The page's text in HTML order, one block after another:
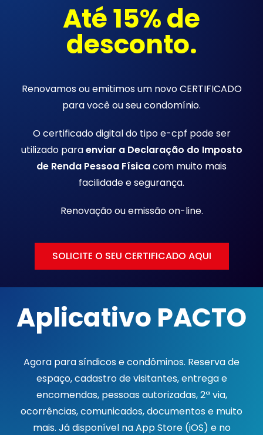
Até 15% de
desconto.
Renovamos ou emitimos um novo CERTIFICADO
para você ou seu condomínio.
O certificado digital do tipo e-cpf pode ser
utilizado paraenviar a Declaração do Imposto
de Renda Pessoa Físicacom muito mais
facilidade e segurança.
Renovação ou emissãoon-line.
SOLICITE O SEU CERTIFICADO AQUI
Aplicativo PACTO
Agora para síndicos e condôminos. Reserva de
espaço, cadastro de visitantes, entrega e
encomendas, pessoas autorizadas, 2ª via,
ocorrências, comunicados, documentos e muito
mais. Já disponível na App Store (iOS) e no